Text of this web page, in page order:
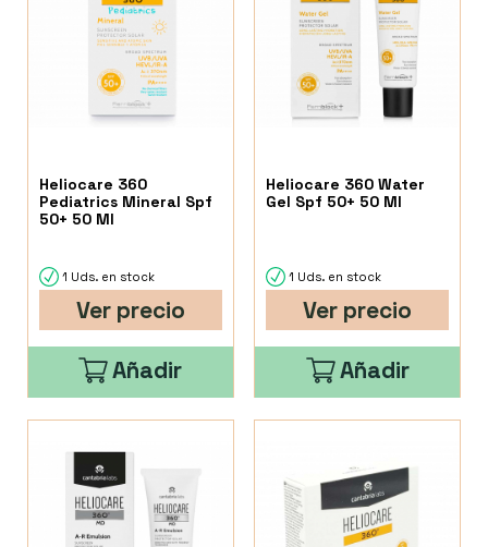
Heliocare 360
Pediatrics Mineral Spf
50+ 50 Ml
1 Uds. en stock
Ver precio
Añadir
Heliocare 360 Water
Gel Spf 50+ 50 Ml
1 Uds. en stock
Ver precio
Añadir